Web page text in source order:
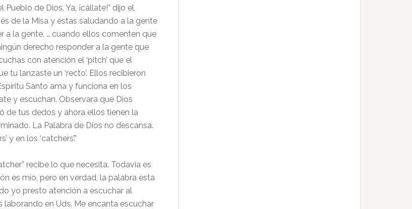
de Dios. Ya, ¡cállate!” dijo el
de la Misa y estas saludando a la gente
a la gente, … cuando ellos comenten que
derecho responder a la gente que
con atención el ‘pitch’ que el
tu lanzaste un ‘recto’. Ellos recibieron
Santo ama y funciona en los
y escuchan. Observara que Dios
de tus dedos y ahora ellos tienen la
La Palabra de Dios no descansa.
en los ‘catchers’.”
recibe lo que necesita. Todavía es
es mío, pero en verdad, la palabra esta
yo presto atención a escuchar al
en Uds. Me encanta escuchar